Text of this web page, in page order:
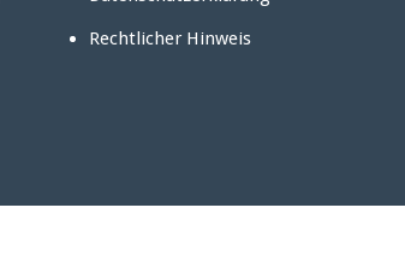
Rechtlicher Hinweis